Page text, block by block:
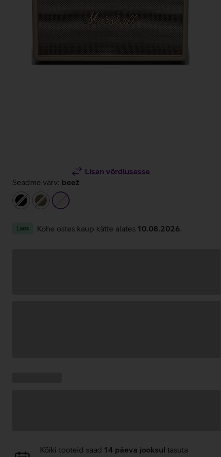
Lisan võrdlusesse
Seadme värv: beež
mustpruunbeež
Laos Kohe ostes kaup kätte alates 10.08.2026
AndmeteKõiki tooteid saad 14 päeva jooksul tasuta